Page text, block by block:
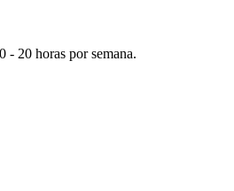
- 20 horas por semana.